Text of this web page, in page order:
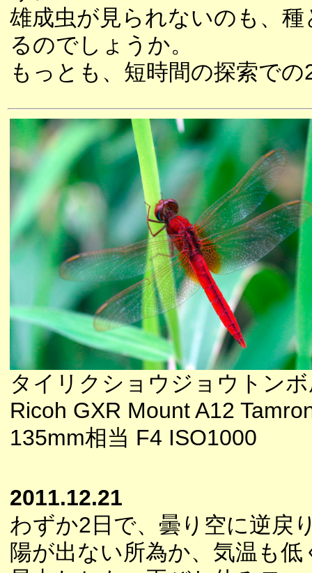
雄成虫が見られないのも、
るのでしょうか。
もっとも、短時間の探索で
タイリクショウジョウトン
Ricoh GXR Mount A12
135mm相当 F4 ISO1000
2011.12.21
わずか2日で、曇り空に逆戻
陽が出ない所為か、気温も